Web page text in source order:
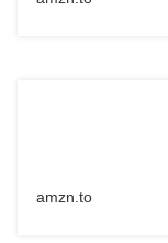
amzn.to